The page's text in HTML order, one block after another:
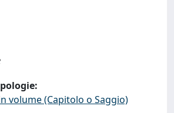
volume (Capitolo o Saggio)